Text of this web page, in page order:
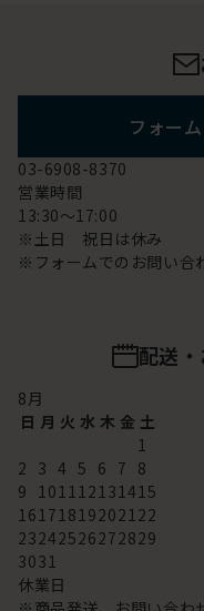
フォー
03-6908-8370
営業時間
13:30～17:00
※土日 祝日は休み
※フォームでのお問い合
配送
8月
日 月 火 水 木 金 土
1
2 3 4 5 6 7 8
9 101112131415
16171819202122
23242526272829
3031
休業日